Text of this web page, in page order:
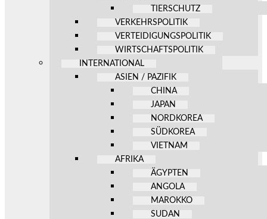
TIERSCHUTZ
VERKEHRSPOLITIK
VERTEIDIGUNGSPOLITIK
WIRTSCHAFTSPOLITIK
INTERNATIONAL
ASIEN / PAZIFIK
CHINA
JAPAN
NORDKOREA
SÜDKOREA
VIETNAM
AFRIKA
ÄGYPTEN
ANGOLA
MAROKKO
SUDAN